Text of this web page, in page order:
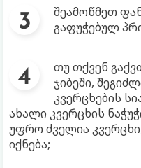
შეამოწმეთ
გაფუჭებულ
თუ თქვენ
ჯიბეში,
კვერცხების
ახალი კვერცხის
უფრო ძველია
იქნება;